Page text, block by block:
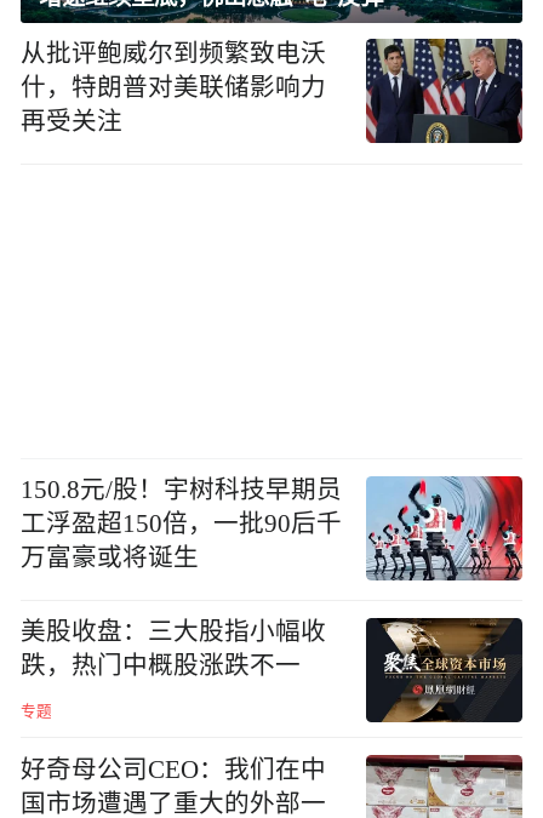
从批评鲍威尔到频繁致电沃
什，特朗普对美联储影响力
再受关注
150.8元/股！宇树科技早期员
工浮盈超150倍，一批90后千
万富豪或将诞生
美股收盘：三大股指小幅收
跌，热门中概股涨跌不一
专题
好奇母公司CEO：我们在中
国市场遭遇了重大的外部一